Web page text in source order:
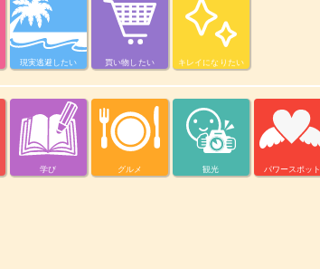
現実逃避したい 買い物したい キレイになりたい
学び グルメ 観光 パワースポット